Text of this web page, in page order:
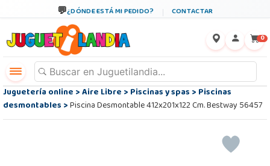
¿DÓNDE ESTÁ MI PEDIDO? CONTACTAR
0
Juguetería online>Aire Libre>Piscinas y spas>Piscinas
desmontables>Piscina Desmontable 412x201x122 Cm. Bestway 56457